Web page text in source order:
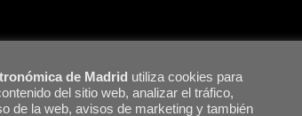
Charla de Enrique Velasco.
de Madrid utiliza cookies para
del sitio web, analizar el tráfico,
de la web, avisos de marketing y también